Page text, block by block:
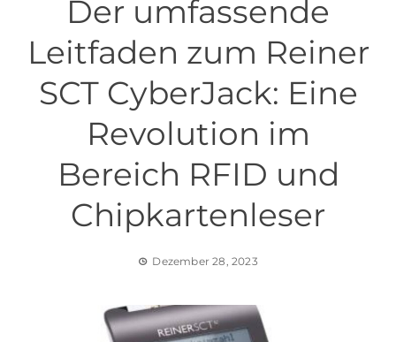
Der umfassende
Leitfaden zum Reiner
SCT CyberJack: Eine
Revolution im
Bereich RFID und
Chipkartenleser
Dezember 28, 2023